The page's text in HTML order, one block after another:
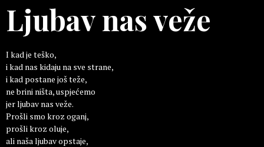
Ljubav nas veže
I kad je teško,
i kad nas kidaju na sve strane,
i kad postane još teže,
ne brini ništa, uspjećemo
jer ljubav nas veže.
Prošli smo kroz oganj,
prošli kroz oluje,
ali naša ljubav opstaje,